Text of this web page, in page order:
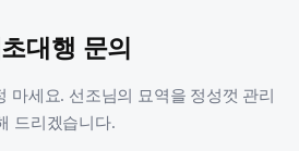
대행 문의
마세요. 선조님의 묘역을 정성껏 관리
드리겠습니다.